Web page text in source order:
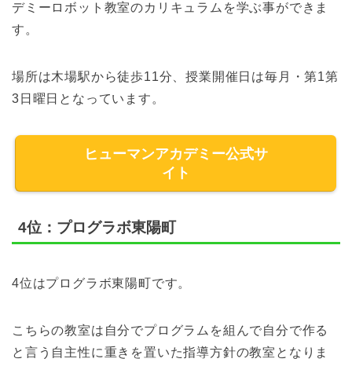
デミーロボット教室のカリキュラムを学ぶ事ができま
す。
場所は木場駅から徒歩11分、授業開催日は毎月・第1第
3日曜日となっています。
ヒューマンアカデミー公式サ
イト
4位：プログラボ東陽町
4位はプログラボ東陽町です。
こちらの教室は自分でプログラムを組んで自分で作る
と言う自主性に重きを置いた指導方針の教室となりま